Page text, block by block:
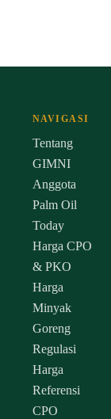
NAVIGASI
Tentang
GIMNI
Anggota
Palm Oil
Today
Harga CPO
& PKO
Harga
Minyak
Goreng
Regulasi
Harga
Referensi
CPO